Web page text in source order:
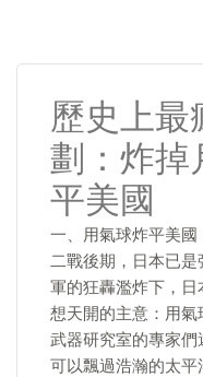
歷史上最
劃：炸掉
平美國
一、用氣球炸平美國
二戰後期，日本已
軍的狂轟濫炸下，
想天開的主意：用氣
武器研究室的專家們
可以飄過浩瀚的太平